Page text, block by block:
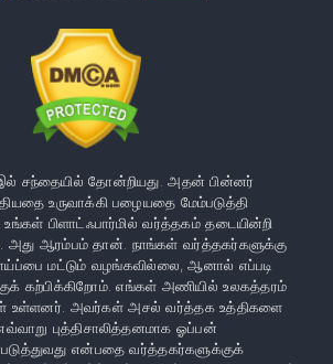
சந்தையில் தோன்றியது. அதன் பின்னர்
உருவாக்கி பழையதை மேம்படுத்தி
பிளாட்ஃபார்மில் வர்த்தகம் தடையின்றி
அது ஆரம்பம் தான். நாங்கள் வர்த்தகர்களுக்கு
மட்டும் வழங்கவில்லை, ஆனால் எப்படி
கற்பிக்கிறோம். எங்கள் அணியில் உலகத்தரம்
உள்ளனர். அவர்கள் அசல் வர்த்தக உத்திகளை
புத்திசாலித்தனமாக ஓப்பன்
என்பதை வர்த்தகர்களுக்குக்